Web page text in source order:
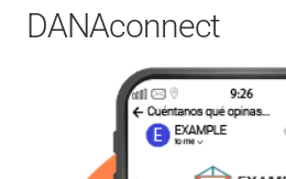
DANAconnect